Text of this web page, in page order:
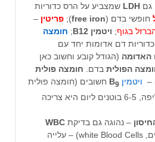
גם LDH שמצביע על הרס כדוריות
חופשי בדם (free iron
); פריטין –
בגוף; ויטמין B12 ; חומצה
כדוריות דם אדומות יחד עם
האדומה (הגודל קובע וחשוב כאן
הפולית בדם. חומצה פולית
– ויטמין 9
חשובים (חומצה פולית
ללא קליפה, 6-5 בוטנים ליום היא צריכה
– נהוגה גם בדיקת WBC
(שמות נוספים: לויקוציטים, white Blood Cells) – עלייה